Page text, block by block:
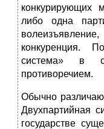
конкурирующих
либо одна
конкуренция.
система» в
противоречием.
Обычно
Двухпартийная
государстве